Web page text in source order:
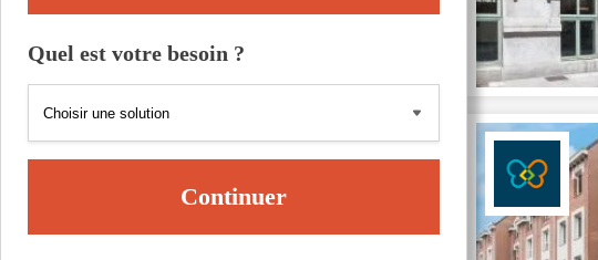
Quel est votre besoin ?
Continuer